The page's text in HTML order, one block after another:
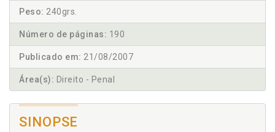
Peso: 240grs.
Número de páginas: 190
Publicado em: 21/08/2007
Área(s): Direito - Penal
SINOPSE